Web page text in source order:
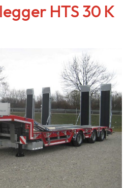
HTS 30 K